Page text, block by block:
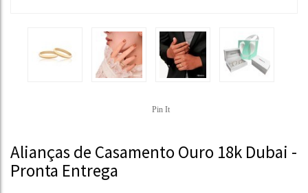
Pin It
Alianças de Casamento Ouro 18k Dubai -
Pronta Entrega